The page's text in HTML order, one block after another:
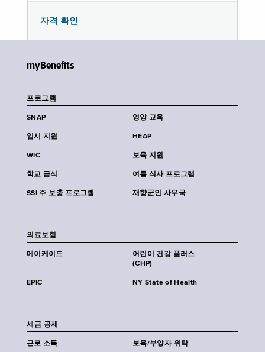
자격 확인
myBenefits
프로그램
SNAP 영양 교육
임시 지원 HEAP
WIC 보육 지원
학교 급식 여름 식사 프로그램
SSI 주 보충 프로그램 재향군인 사무국
의료보험
메이케이드
어린이 건강 플러스
(CHP)
EPIC NY State of Health
세금 공제
근로 소득 보육/부양자 위탁